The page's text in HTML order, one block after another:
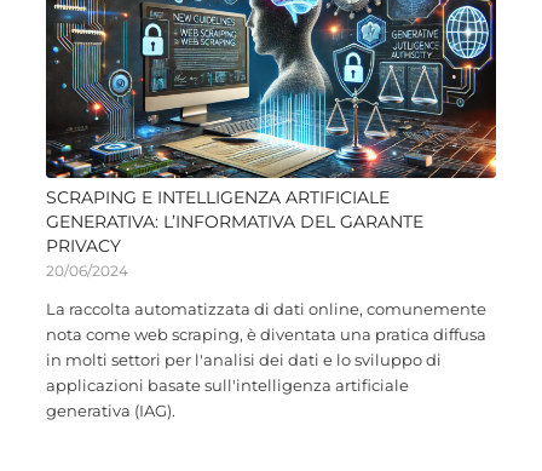
SCRAPING E INTELLIGENZA ARTIFICIALE
GENERATIVA: L’INFORMATIVA DEL GARANTE
PRIVACY
20/06/2024
La raccolta automatizzata di dati online, comunemente
nota come web scraping, è diventata una pratica diffusa
in molti settori per l'analisi dei dati e lo sviluppo di
applicazioni basate sull'intelligenza artificiale
generativa (IAG).